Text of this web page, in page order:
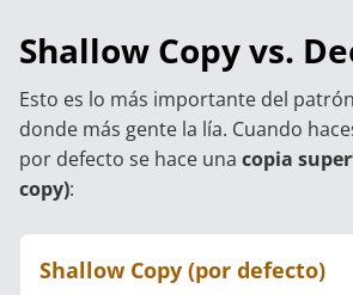
Shallow Copy vs.
Esto es lo más importante del patrón
donde más gente la lía. Cuando
por defecto se hace una copia
copy):
Shallow Copy (por defecto)